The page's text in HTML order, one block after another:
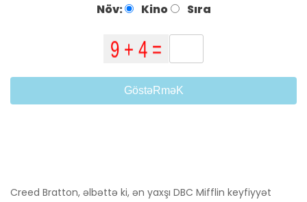
Növ: Kino Sıra
GöstəRməK
Creed Bratton, əlbəttə ki, ən yaxşı DBC Mifflin keyfiyyət